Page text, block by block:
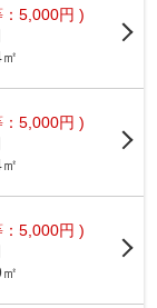
5,000円 )
5,000円 )
5,000円 )